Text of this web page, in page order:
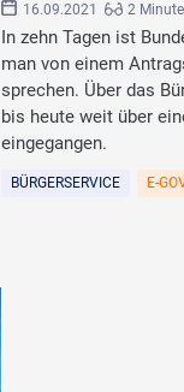
16.09.2021 2
In zehn Tagen ist
man von einem
sprechen. Über das
bis heute weit über
eingegangen.
BÜRGERSERVICE E-